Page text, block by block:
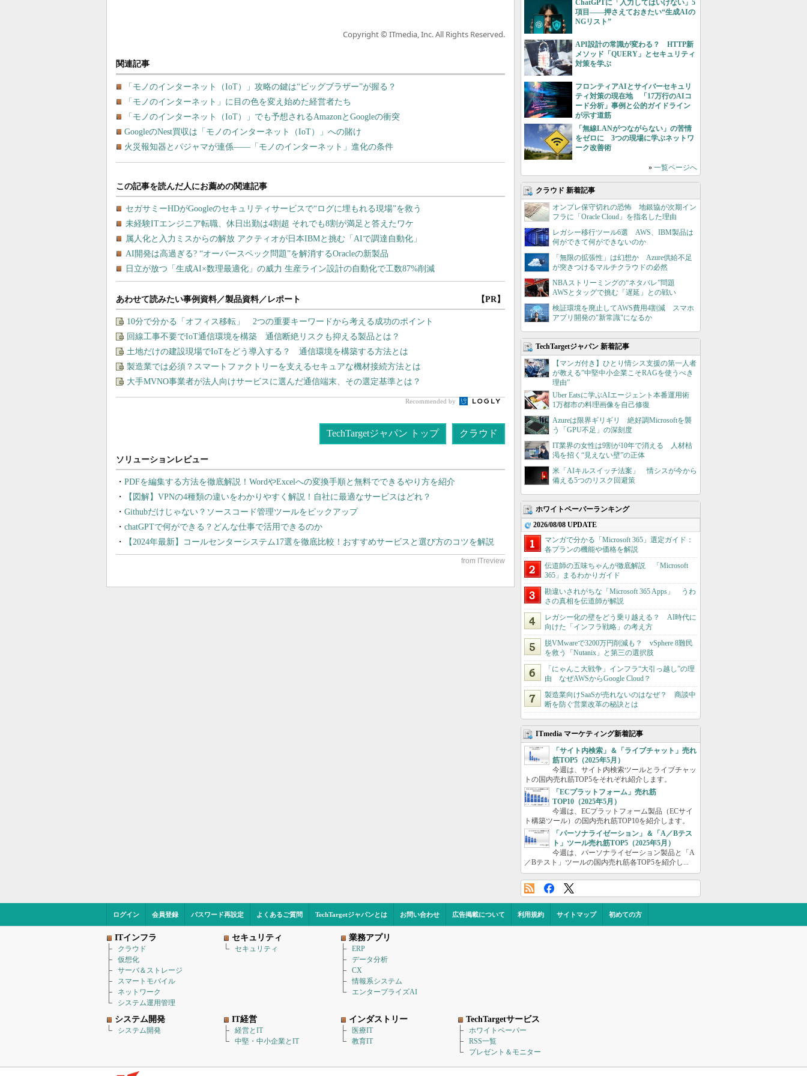
Copyright © ITmedia, Inc. All Rights Reserved.
関連記事
「モノのインターネット（IoT）」攻略の鍵は“ビッグブラザー”が握る？
「モノのインターネット」に目の色を変え始めた経営者たち
「モノのインターネット（IoT）」でも予想されるAmazonとGoogleの衝突
GoogleのNest買収は「モノのインターネット（IoT）」への賭け
火災報知器とパジャマが連係――「モノのインターネット」進化の条件
あわせて読みたい事例資料／製品資料／レポート 【PR】
10分で分かる「オフィス移転」 2つの重要キーワードから考える成功のポイント
回線工事不要でIoT通信環境を構築 通信断絶リスクも抑える製品とは？
土地だけの建設現場でIoTをどう導入する？ 通信環境を構築する方法とは
製造業では必須？スマートファクトリーを支えるセキュアな機材接続方法とは
大手MVNO事業者が法人向けサービスに選んだ通信端末、その選定基準とは？
Recommended by
TechTargetジャパン トップ クラウド
PDFを編集する方法を徹底解説！WordやExcelへの変換手順と無料でできるやり方を紹介
【図解】VPNの4種類の違いをわかりやすく解説！自社に最適なサービスはどれ？
Githubだけじゃない？ソースコード管理ツールをピックアップ
chatGPTで何ができる？どんな仕事で活用できるのか
【2024年最新】コールセンターシステム17選を徹底比較！おすすめサービスと選び方のコツを解説
ChatGPTに「入力してはいけない」5
項目――押さえておきたい“生成AIの
NGリスト”
API設計の常識が変わる？ HTTP新
メソッド「QUERY」とセキュリティ
対策を学ぶ
フロンティアAIとサイバーセキュリ
ティ対策の現在地 「17万行のAIコ
ード分析」事例と公的ガイドライン
が示す道筋
「無線LANがつながらない」の苦情
をゼロに 3つの現場に学ぶネットワ
ーク改善術
» 一覧ページへ
クラウド 新着記事
オンプレ保守切れの恐怖 地銀協が次期イン
フラに「Oracle Cloud」を指名した理由
レガシー移行ツール6選 AWS、IBM製品は
何ができて何ができないのか
「無限の拡張性」は幻想か Azure供給不足
が突きつけるマルチクラウドの必然
NBAストリーミングの“ネタバレ”問題
AWSとタッグで挑む「遅延」との戦い
検証環境を廃止してAWS費用4割減 スマホ
アプリ開発の"新常識"になるか
TechTargetジャパン 新着記事
【マンガ付き】ひとり情シス支援の第一人者
が教える”中堅中小企業こそRAGを使うべき
理由”
Uber Eatsに学ぶAIエージェント本番運用術
1万都市の料理画像を自己修復
Azureは限界ギリギリ 絶好調Microsoftを襲
う「GPU不足」の深刻度
IT業界の女性は9割が10年で消える 人材枯
渇を招く“見えない壁”の正体
米「AIキルスイッチ法案」 情シスが今から
備える5つのリスク回避策
ホワイトペーパーランキング
2026/08/08 UPDATE
マンガで分かる「Microsoft 365」選定ガイド：
各プランの機能や価格を解説
伝道師の五味ちゃんが徹底解説 「Microsoft
365」まるわかりガイド
勘違いされがちな「Microsoft 365 Apps」 うわ
さの真相を伝道師が解説
レガシー化の壁をどう乗り越える？ AI時代に
向けた「インフラ戦略」の考え方
脱VMwareで3200万円削減も？ vSphere 8難民
を救う「Nutanix」と第三の選択肢
「にゃんこ大戦争」インフラ“大引っ越し”の理
由 なぜAWSからGoogle Cloud？
製造業向けSaaSが売れないのはなぜ？ 商談中
断を防ぐ営業改革の秘訣とは
ITmedia マーケティング新着記事
「サイト内検索」＆「ライブチャット」売れ
筋TOP5（2025年5月）
今週は、サイト内検索ツールとライブチャッ
トの国内売れ筋TOP5をそれぞれ紹介します。
「ECプラットフォーム」売れ筋
TOP10（2025年5月）
今週は、ECプラットフォーム製品（ECサイ
ト構築ツール）の国内売れ筋TOP10を紹介します。
「パーソナライゼーション」＆「A／Bテス
ト」ツール売れ筋TOP5（2025年5月）
今週は、パーソナライゼーション製品と「A
／Bテスト」ツールの国内売れ筋各TOP5を紹介し...
ログイン 会員登録 パスワード再設定 よくあるご質問 TechTargetジャパンとは お問い合わせ 広告掲載について 利用規約 サイトマップ 初めての方
ITインフラ
クラウド
仮想化
サーバ＆ストレージ
スマートモバイル
ネットワーク
システム運用管理
セキュリティ
セキュリティ
業務アプリ
ERP
データ分析
CX
情報系システム
エンタープライズAI
システム開発
システム開発
IT経営
経営とIT
中堅・中小企業とIT
インダストリー
医療IT
教育IT
TechTargetサービス
ホワイトペーパー
RSS一覧
プレゼント＆モニター